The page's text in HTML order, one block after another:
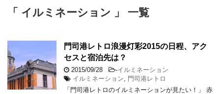
「 イルミネーション 」 一覧
門司港レトロ浪漫灯彩2015の日程、アク
セスと宿泊先は？
2015/09/28 -イルミネーション
イルミネーション
門司港レトロ
「門司港レトロのイルミネーションが見たい！」 赤